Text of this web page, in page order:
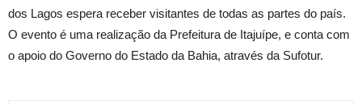
dos Lagos espera receber visitantes de todas as partes do país.
O evento é uma realização da Prefeitura de Itajuípe, e conta com
o apoio do Governo do Estado da Bahia, através da Sufotur.